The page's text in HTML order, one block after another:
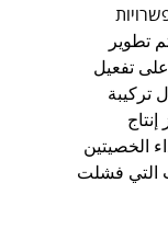
تطوير
تفعيل
تركيبة
الخصيتين
التي فشلت